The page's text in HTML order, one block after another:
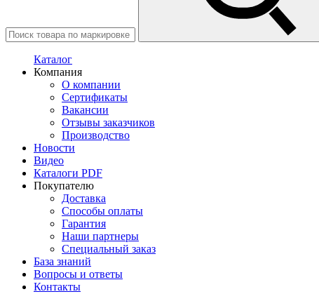
Каталог
Компания
О компании
Сертификаты
Вакансии
Отзывы заказчиков
Производство
Новости
Видео
Каталоги PDF
Покупателю
Доставка
Способы оплаты
Гарантия
Наши партнеры
Специальный заказ
База знаний
Вопросы и ответы
Контакты